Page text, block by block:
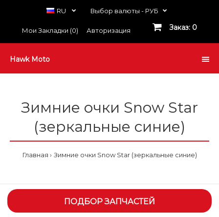
RU Выбор валюты - РУБ
Мои Закладки (0) Авторизация Заказ: 0
Hawk Moto
Зимние очки Snow Star
(зеркальные синие)
Главная Зимние очки Snow Star (зеркальные синие)
ПОДБОР ЗАПЧАСТЕЙ